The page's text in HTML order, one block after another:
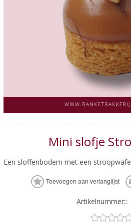
Mini slofje
Een sloffenbodem met een
Artikelnummer::